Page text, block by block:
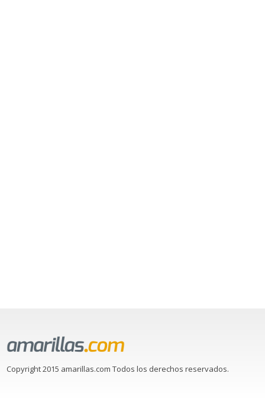
Copyright 2015 amarillas.com Todos los derechos reservados.